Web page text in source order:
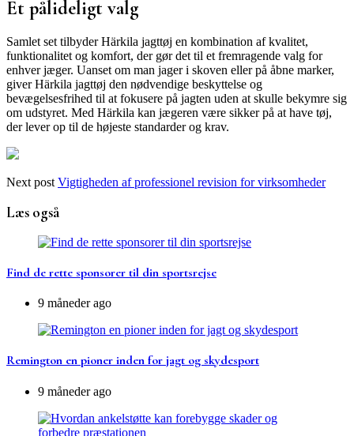
Et pålideligt valg
Samlet set tilbyder Härkila jagttøj en kombination af kvalitet,
funktionalitet og komfort, der gør det til et fremragende valg for
enhver jæger. Uanset om man jager i skoven eller på åbne marker,
giver Härkila jagttøj den nødvendige beskyttelse og
bevægelsesfrihed til at fokusere på jagten uden at skulle bekymre sig
om udstyret. Med Härkila kan jægeren være sikker på at have tøj,
der lever op til de højeste standarder og krav.
Next post Vigtigheden af professionel revision for virksomheder
Læs også
Find de rette sponsorer til din sportsrejse
9 måneder ago
Remington en pioner inden for jagt og skydesport
9 måneder ago